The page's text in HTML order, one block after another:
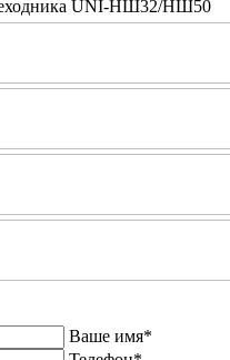
Ваше имя*